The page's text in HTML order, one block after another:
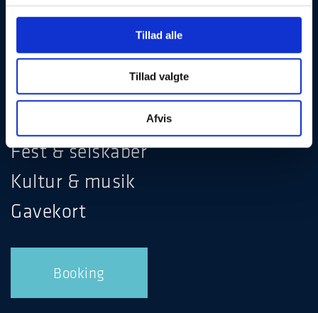
Tillad alle
Tillad valgte
Afvis
Hotel & ophold
Møde & konference
Restaurant & bar
Fest & selskaber
Kultur & musik
Gavekort
Booking